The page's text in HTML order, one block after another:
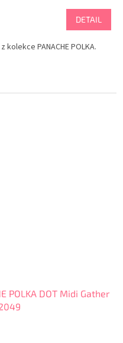
DETAIL
PANACHE POLKA.
POLKA DOT Midi Gather